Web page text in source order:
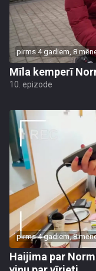
pirms 4 gadiem, 8
Mīla kemperī
10. epizode
pirms 4 gadiem, 8
Haijima par